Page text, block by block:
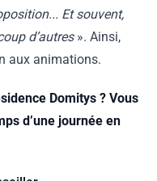
Et souvent,
d’autres». Ainsi,
aux animations.
Domitys ? Vous
d’une journée en